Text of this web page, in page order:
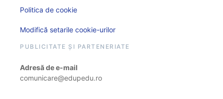
Politica de cookie
Modifică setarile cookie-urilor
PUBLICITATE ȘI PARTENERIATE
Adresă de e-mail
comunicare@edupedu.ro